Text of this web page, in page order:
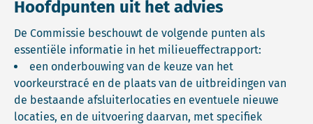
Hoofdpunten uit het advies
De Commissie beschouwt de volgende punten als
essentiële informatie in het milieueffectrapport:
een onderbouwing van de keuze van het
voorkeurstracé en de plaats van de uitbreidingen van
de bestaande afsluiterlocaties en eventuele nieuwe
locaties, en de uitvoering daarvan, met specifiek